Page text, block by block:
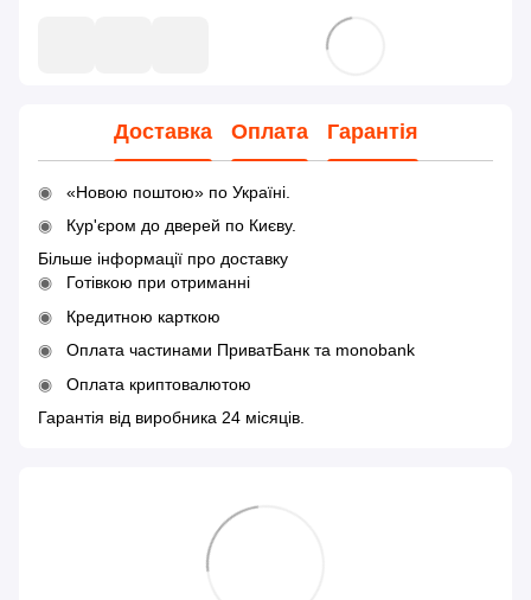
Доставка Оплата Гарантія
«Новою поштою» по Україні.
Кур'єром до дверей по Києву.
Більше інформації про доставку
Готівкою при отриманні
Кредитною карткою
Оплата частинами ПриватБанк та monobank
Оплата криптовалютою
Гарантія від виробника 24 місяців.